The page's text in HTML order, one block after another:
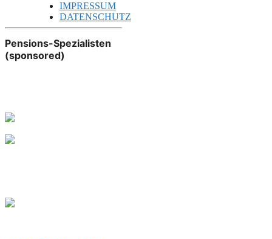
IMPRESSUM
DATENSCHUTZ
Pensions-Spezialisten
(sponsored)